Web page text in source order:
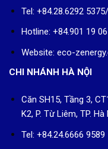
Tel: +84.28.6292
Hotline: +84.901 19
Website: eco-
CHI NHÁNH HÀ NỘI
Căn SH15, Tầng 3,
K2, P. Từ Liêm, TP.
Tel: +84.24.6666 9589